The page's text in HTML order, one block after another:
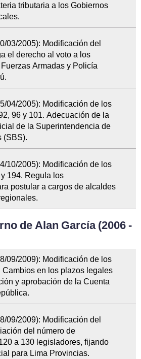
tributaria a los Gobiernos
03/2005): Modificación del
el derecho al voto a los
Armadas y Policía
04/2005): Modificación de los
96 y 101. Adecuación de la
de la Superintendencia de
(SBS).
10/2005): Modificación de los
194. Regula los
postular a cargos de alcaldes
de Alan García (2006 -
09/2009): Modificación de los
Cambios en los plazos legales
y aprobación de la Cuenta
09/2009): Modificación del
del número de
a 130 legisladores, fijando
para Lima Provincias.